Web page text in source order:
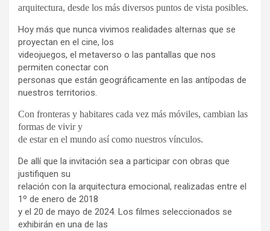
arquitectura, desde los más diversos puntos de vista posibles.
Hoy más que nunca vivimos realidades alternas que se
proyectan en el cine, los
videojuegos, el metaverso o las pantallas que nos
permiten conectar con
personas que están geográficamente en las antípodas de
nuestros territorios.
Con fronteras y habitares cada vez más móviles, cambian las
formas de vivir y
de estar en el mundo así como nuestros vínculos.
De allí que la invitación sea a participar con obras que
justifiquen su
relación con la arquitectura emocional, realizadas entre el
1º de enero de 2018
y el 20 de mayo de 2024. Los filmes seleccionados se
exhibirán en una de las